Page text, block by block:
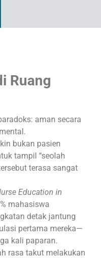
Ruang
aman secara
bukan pasien
tampil “seolah
terasa sangat
Education in
mahasiswa
detak jantung
pertama mereka—
kali paparan.
rasa takut melakukan